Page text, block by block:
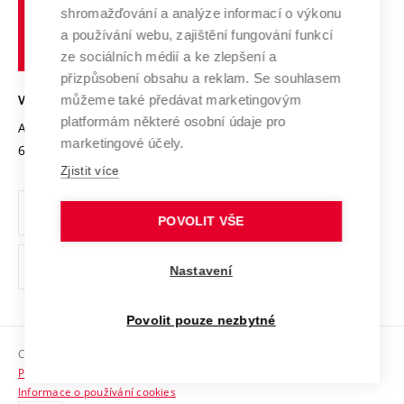
Transfer znalostí
Open Science
Projekty
Projekty ze strukturálních fondů
Specifický výzkum
Služby univerzity
Mezinárodní dohody
Univerzitní sítě
Udržitelná univerzita
Podnikavá univerzita / ContriBUTe
Bezpečná univerzita
Vyznamenání
Organizační struktura
Ochrana osobních údajů
odkaz)
Sociální bezpečí
HR Award
učení
technické
VYSOKÉ UČENÍ TECHNICKÉ V BRNĚ
Antonínská 548/1
602 00 Brno
www.vut.cz
vut@vutbr.cz
Copyright © 2026 VUT
Prohlášení o přístupnosti
Informace o používání cookies
shromažďování a analýze informací o výkonu
a používání webu, zajištění fungování funkcí
ze sociálních médií a ke zlepšení a
přizpůsobení obsahu a reklam. Se souhlasem
můžeme také předávat marketingovým
platformám některé osobní údaje pro
marketingové účely.
Zjistit více
POVOLIT VŠE
Nastavení
Povolit pouze nezbytné